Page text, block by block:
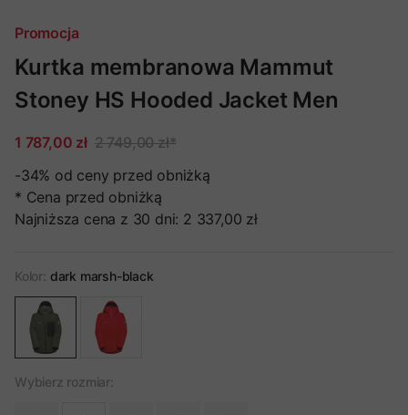
Promocja
Kurtka membranowa Mammut
Stoney HS Hooded Jacket Men
1 787,00 zł 2 749,00 zł*
-34% od ceny przed obniżką
* Cena przed obniżką
Najniższa cena z 30 dni: 2 337,00 zł
Kolor: dark marsh-black
Wybierz rozmiar: